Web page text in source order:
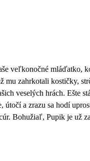
veľkonočné
mu zahrkotali kostičky,
veselých hrách. Ešte
útočí a zrazu sa hodí
Bohužiaľ, Pupik je už